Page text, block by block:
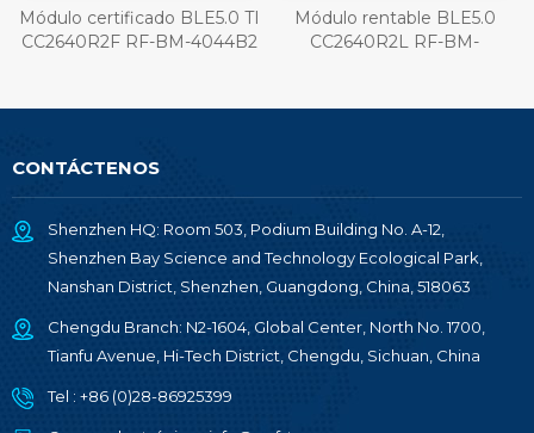
Módulo certificado BLE5.0 TI
CC2640R2F RF-BM-4044B2
Módulo rentable BLE5.0
CC2640R2L RF-BM-
CONTÁCTENOS
Shenzhen HQ: Room 503, Podium Building No. A-12,
Shenzhen Bay Science and Technology Ecological Park,
Nanshan District, Shenzhen, Guangdong, China, 518063
Chengdu Branch: N2-1604, Global Center, North No. 1700,
Tianfu Avenue, Hi-Tech District, Chengdu, Sichuan, China
Tel : +86 (0)28-86925399